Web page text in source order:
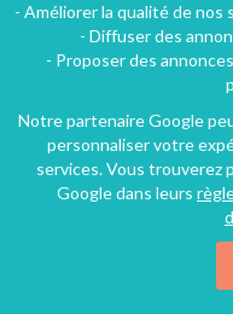
- Améliorer la qualité de nos
- Diffuser des
- Proposer des
Notre partenaire Google
personnaliser votre
services. Vous trouverez
Google dans leurs